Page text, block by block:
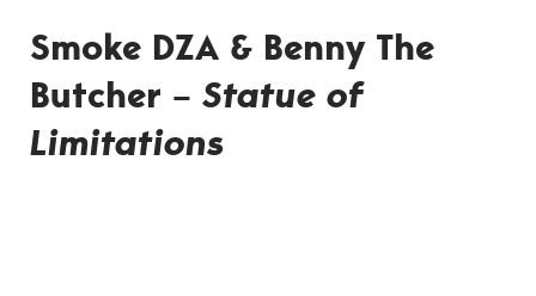
Smoke DZA & Benny The
Butcher – Statue of
Limitations